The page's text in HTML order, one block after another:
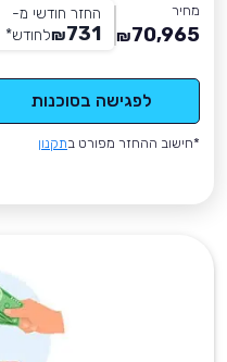
מחיר
70,965
₪
החזר חודשי מ-
731
₪לחודש*
לפגישה בסוכנות
*חישוב ההחזר מפורט בתקנון